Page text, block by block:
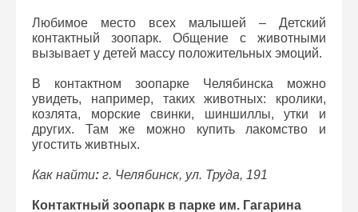
Любимое место всех малышей – Детский
контактный зоопарк. Общение с животными
вызывает у детей массу положительных эмоций.
В контактном зоопарке Челябинска можно
увидеть, например, таких животных: кролики,
козлята, морские свинки, шиншиллы, утки и
других. Там же можно купить лакомство и
угостить живтных.
Как найти: г. Челябинск, ул. Труда, 191
Контактный зоопарк в парке им. Гагарина